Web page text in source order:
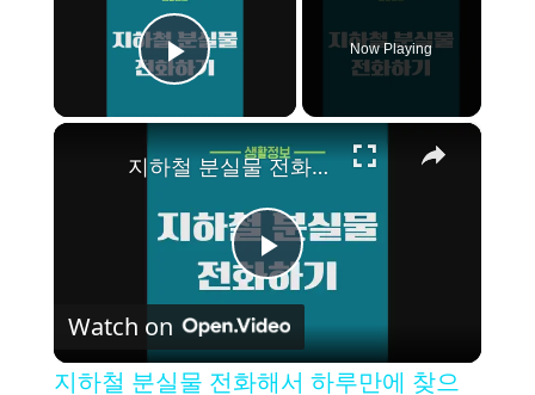
Play Video
Now Playing
×
P
l
지하철 분실물 전화해서 하루만에 찾으세요!
Watch on
지하철 분실물 전화해서 하루만에 찾으